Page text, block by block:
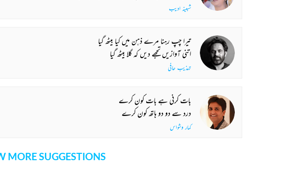
شبینہ ادیب
تیرا چپ رہنا مرے ذہن میں کیا بیٹھ گیا
اتنی آوازیں تجھے دیں کہ گلا بیٹھ گیا
تہذیب حافی
بات کرنی ہے بات کون کرے
درد سے دو دو ہاتھ کون کرے
کمار وشواس
MORE SUGGESTIONS